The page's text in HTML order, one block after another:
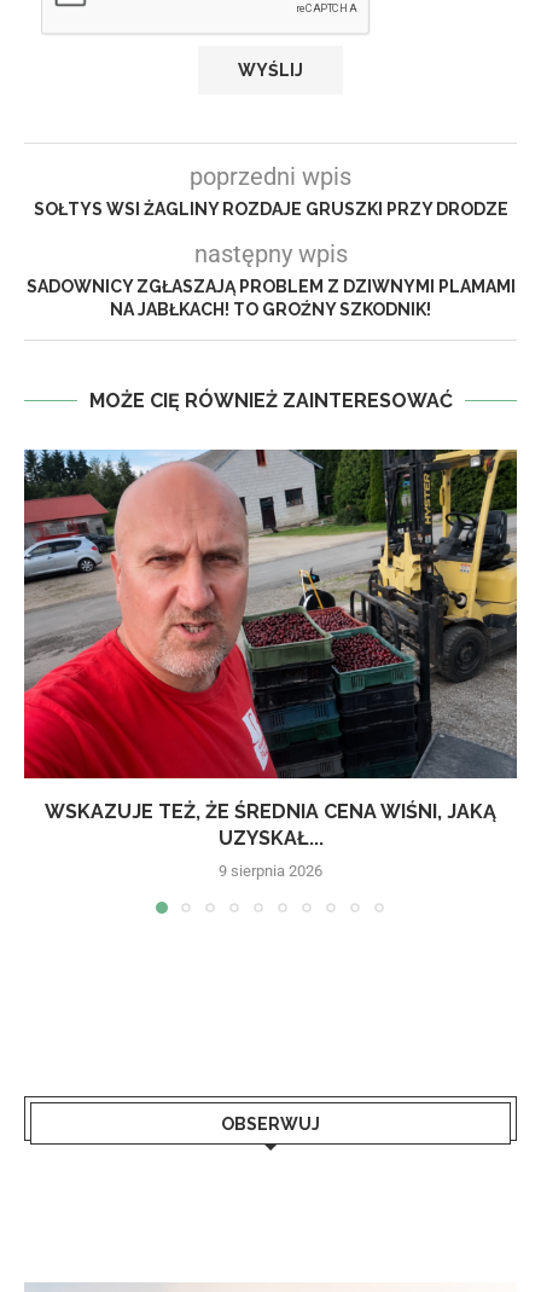
poprzedni wpis
SOŁTYS WSI ŻAGLINY ROZDAJE GRUSZKI PRZY DRODZE
następny wpis
SADOWNICY ZGŁASZAJĄ PROBLEM Z DZIWNYMI PLAMAMI
NA JABŁKACH! TO GROŹNY SZKODNIK!
MOŻE CIĘ RÓWNIEŻ ZAINTERESOWAĆ
WSKAZUJE TEŻ, ŻE ŚREDNIA CENA WIŚNI, JAKĄ
UZYSKAŁ...
9 sierpnia 2026
OBSERWUJ